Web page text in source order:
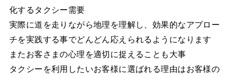
化するタクシー需要
実際に道を走りながら地理を理解し、効果的なアプロー
チを実践する事でどんどん応えられるようになります
またお客さまの心理を適切に捉えることも大事
タクシーを利用したいお客様に選ばれる理由はお客様の